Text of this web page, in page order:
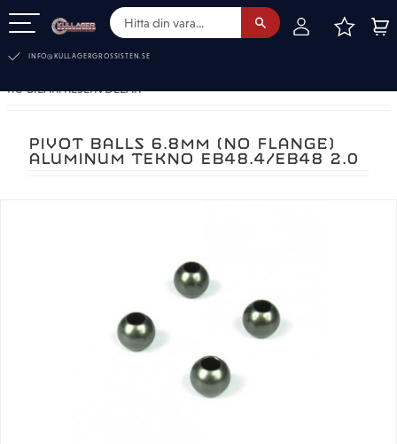
INFO@KULLAGERGROSSISTEN.SE
RC-BILAR. RESERVDELAR
PIVOT BALLS 6.8MM (NO FLANGE)
ALUMINUM TEKNO EB48.4/EB48 2.0